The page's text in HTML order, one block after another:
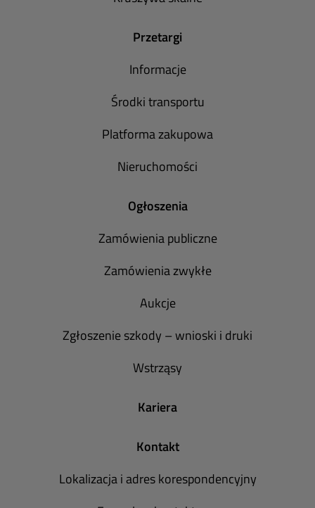
Przetargi
Informacje
Środki transportu
Platforma zakupowa
Nieruchomości
Ogłoszenia
Zamówienia publiczne
Zamówienia zwykłe
Aukcje
Zgłoszenie szkody – wnioski i druki
Wstrząsy
Kariera
Kontakt
Lokalizacja i adres korespondencyjny